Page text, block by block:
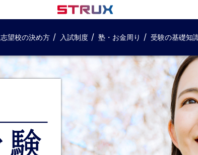
志望校の決め方 入試制度 塾・お金周り 受験の基礎知